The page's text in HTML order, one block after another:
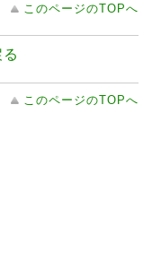
このページのTOPへ
このページのTOPへ